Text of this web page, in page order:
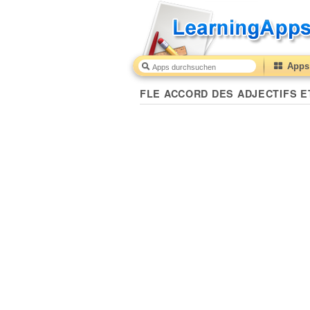
FLE ACCORD DES ADJECTIFS
FLE ACCORD DES ADJECTIFS ET DES NOMS 10